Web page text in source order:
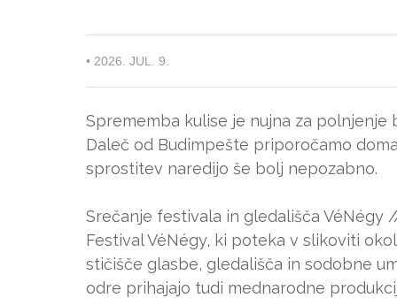
• 2026. JUL. 9.
Sprememba kulise je nujna za
Daleč od Budimpešte priporočamo
sprostitev naredijo še bolj nepozabno.
Srečanje festivala in gledališča VéNégy
Festival VéNégy, ki poteka v slikoviti
stičišče glasbe, gledališča in sodobne
odre prihajajo tudi mednarodne